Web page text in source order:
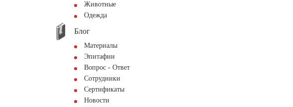
Животные
Одежда
Блог
Материалы
Эпитафии
Вопрос - Ответ
Сотрудники
Сертификаты
Новости